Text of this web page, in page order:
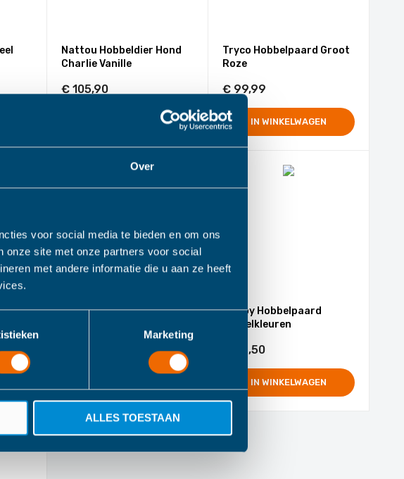
Over
voor social media te bieden en om ons
onze site met onze partners voor social
met andere informatie die u aan ze heeft
Marketing
ALLES TOESTAAN
Nattou Hobbeldier Hond
Charlie Vanille
€ 105,90
IN WINKELWAGEN
Tryco Hobbelpaard Groot
Roze
€ 99,99
IN WINKELWAGEN
Janod Hobbelpaard Pony
IN WINKELWAGEN
Pintoy Hobbelpaard
Pastelkleuren
€ 38,50
IN WINKELWAGEN